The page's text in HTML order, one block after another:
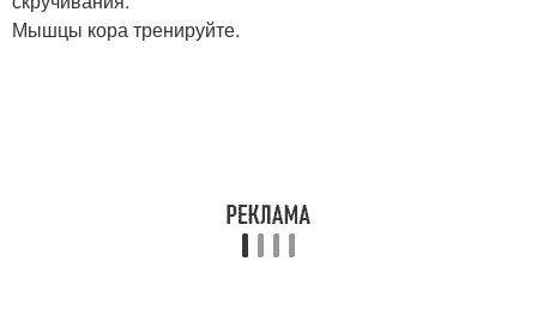
Мышцы кора тренируйте.